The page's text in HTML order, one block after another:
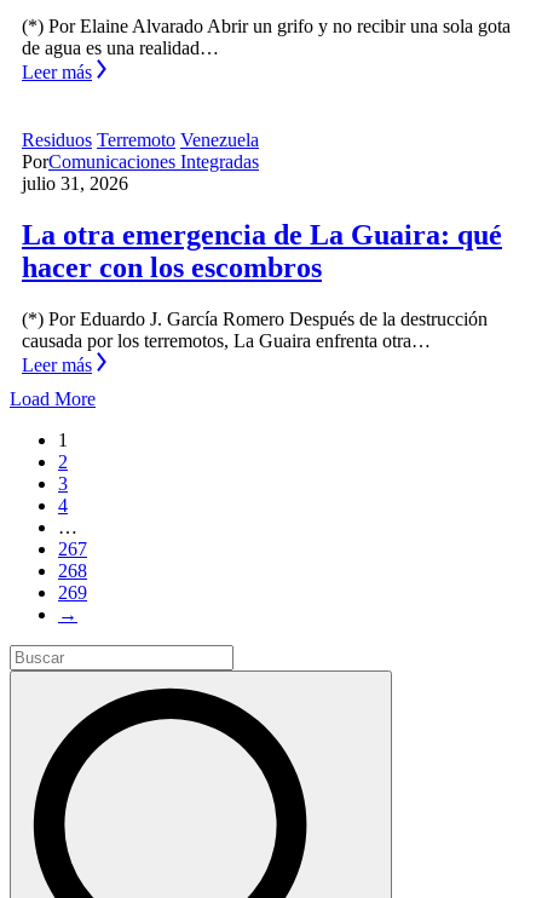
(*) Por Elaine Alvarado Abrir un grifo y no recibir una sola gota
de agua es una realidad…
Leer más
Residuos Terremoto Venezuela
PorComunicaciones Integradas
julio 31, 2026
La otra emergencia de La Guaira: qué
hacer con los escombros
(*) Por Eduardo J. García Romero Después de la destrucción
causada por los terremotos, La Guaira enfrenta otra…
Leer más
Load More
1
2
3
4
…
267
268
269
→